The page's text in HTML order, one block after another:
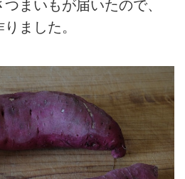
まいもが届いたので、
ました。